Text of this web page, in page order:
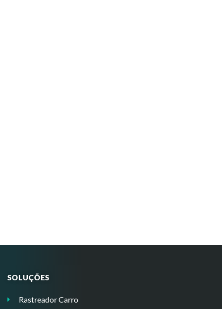
SOLUÇÕES
Rastreador Carro